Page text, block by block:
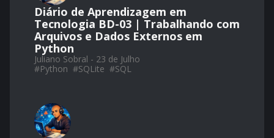
Diário de Aprendizagem em
Tecnologia BD-03 | Trabalhando com
Arquivos e Dados Externos em
Python
Juliano Sobral - 23 de Julho
#Python #SQLite #SQL